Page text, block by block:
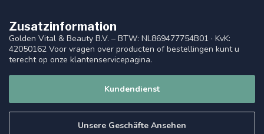
Zusatzinformation
Golden Vital & Beauty B.V. – BTW: NL869477754B01 · KvK:
42050162 Voor vragen over producten of bestellingen kunt u
terecht op onze klantenservicepagina.
Kundendienst
Unsere Geschäfte Ansehen